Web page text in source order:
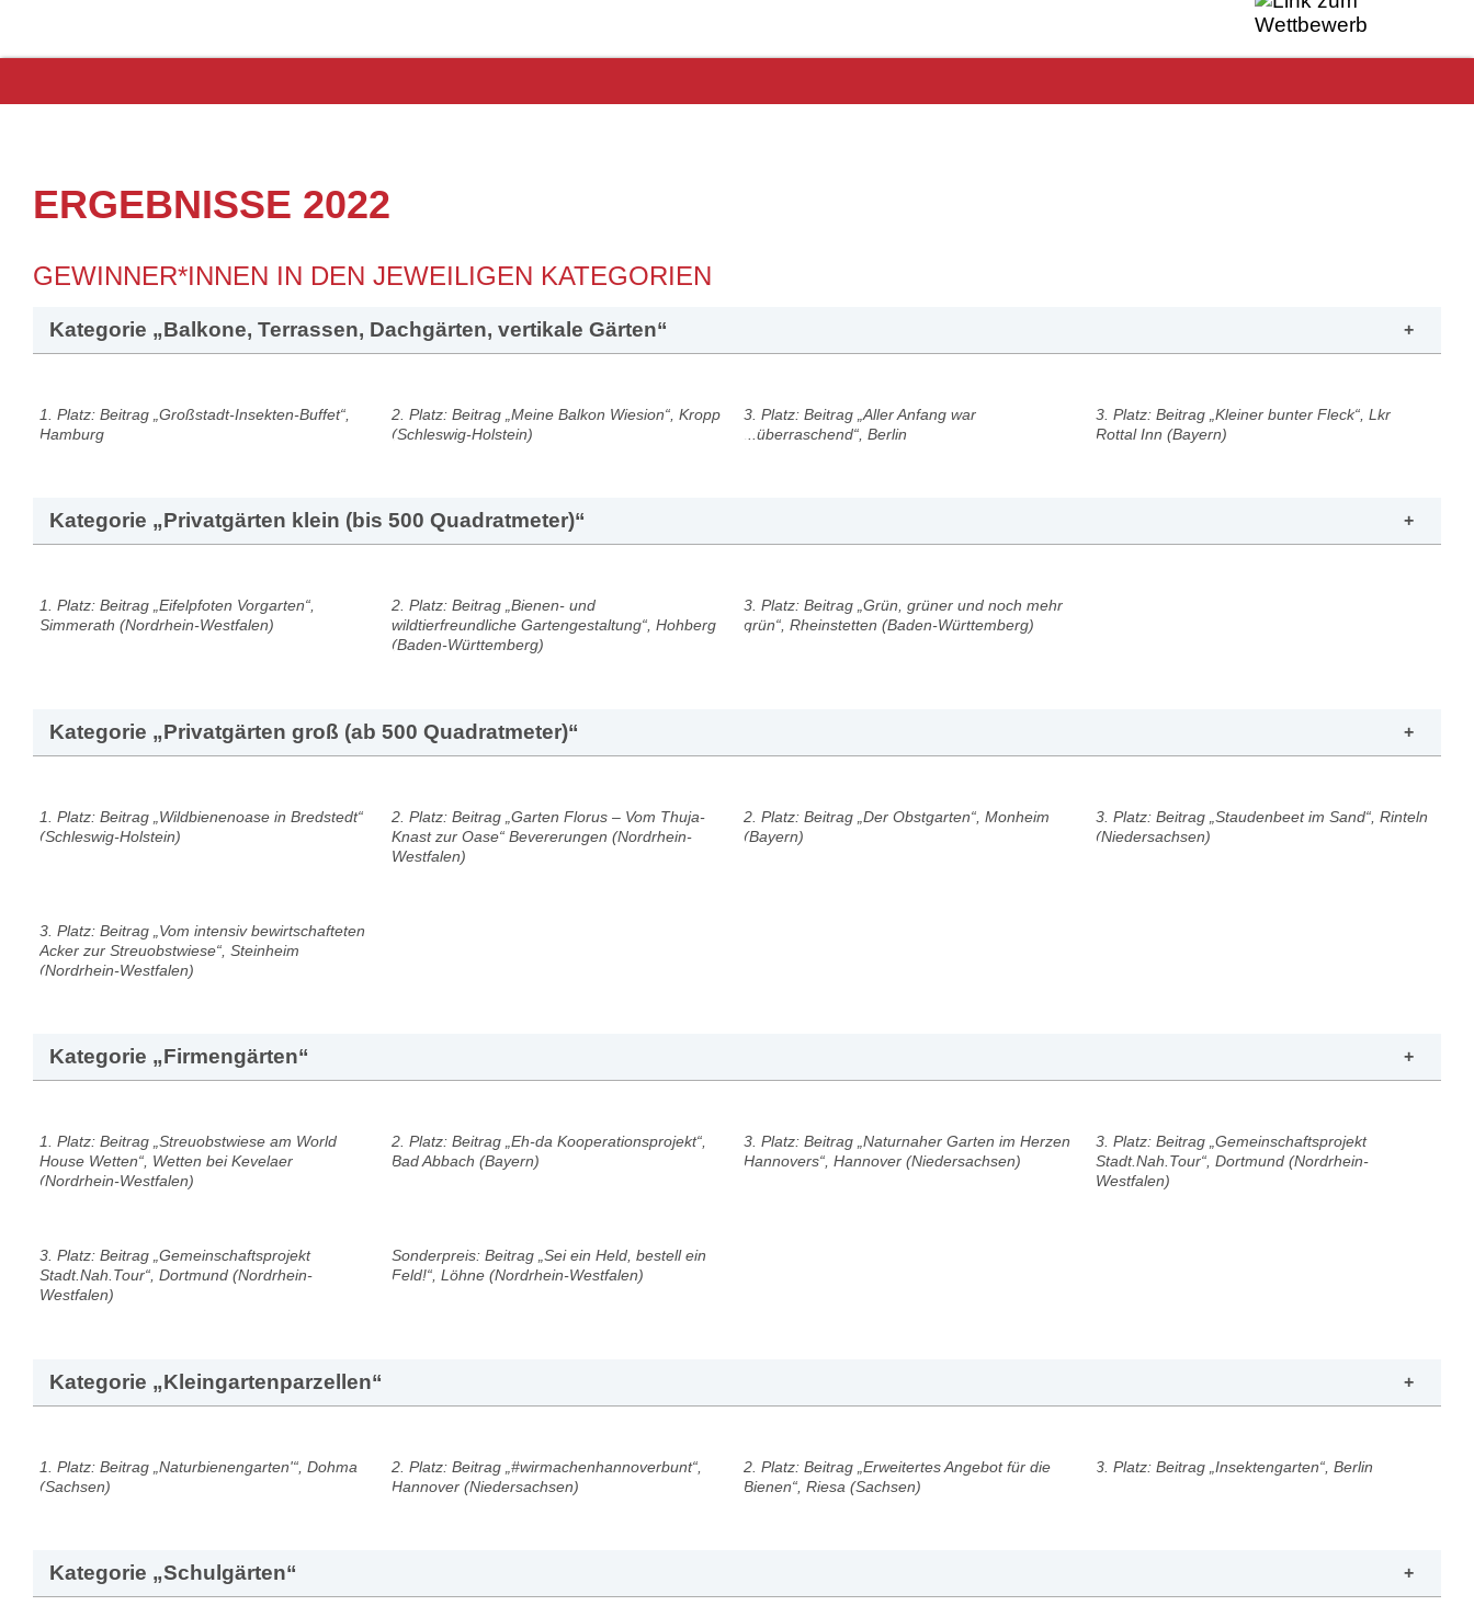
ERGEBNISSE 2022
GEWINNER*INNEN IN DEN JEWEILIGEN KATEGORIEN
Kategorie „Balkone, Terrassen, Dachgärten, vertikale Gärten“
1. Platz: Beitrag „Großstadt-Insekten-Buffet“,
Hamburg
2. Platz: Beitrag „Meine Balkon Wiesion“, Kropp
(Schleswig-Holstein)
3. Platz: Beitrag „Aller Anfang war
...überraschend“, Berlin
3. Platz: Beitrag „Kleiner bunter Fleck“, Lkr
Rottal Inn (Bayern)
Kategorie „Privatgärten klein (bis 500 Quadratmeter)“
1. Platz: Beitrag „Eifelpfoten Vorgarten“,
Simmerath (Nordrhein-Westfalen)
2. Platz: Beitrag „Bienen- und
wildtierfreundliche Gartengestaltung“, Hohberg
(Baden-Württemberg)
3. Platz: Beitrag „Grün, grüner und noch mehr
grün“, Rheinstetten (Baden-Württemberg)
Kategorie „Privatgärten groß (ab 500 Quadratmeter)“
1. Platz: Beitrag „Wildbienenoase in Bredstedt“
(Schleswig-Holstein)
2. Platz: Beitrag „Garten Florus – Vom Thuja-
Knast zur Oase“ Bevererungen (Nordrhein-
Westfalen)
2. Platz: Beitrag „Der Obstgarten“, Monheim
(Bayern)
3. Platz: Beitrag „Staudenbeet im Sand“, Rinteln
(Niedersachsen)
3. Platz: Beitrag „Vom intensiv bewirtschafteten
Acker zur Streuobstwiese“, Steinheim
(Nordrhein-Westfalen)
Kategorie „Firmengärten“
1. Platz: Beitrag „Streuobstwiese am World
House Wetten“, Wetten bei Kevelaer
(Nordrhein-Westfalen)
2. Platz: Beitrag „Eh-da Kooperationsprojekt“,
Bad Abbach (Bayern)
3. Platz: Beitrag „Naturnaher Garten im Herzen
Hannovers“, Hannover (Niedersachsen)
3. Platz: Beitrag „Gemeinschaftsprojekt
Stadt.Nah.Tour“, Dortmund (Nordrhein-
Westfalen)
3. Platz: Beitrag „Gemeinschaftsprojekt
Stadt.Nah.Tour“, Dortmund (Nordrhein-
Westfalen)
Sonderpreis: Beitrag „Sei ein Held, bestell ein
Feld!“, Löhne (Nordrhein-Westfalen)
Kategorie „Kleingartenparzellen“
1. Platz: Beitrag „Naturbienengarten'“, Dohma
(Sachsen)
2. Platz: Beitrag „#wirmachenhannoverbunt“,
Hannover (Niedersachsen)
2. Platz: Beitrag „Erweitertes Angebot für die
Bienen“, Riesa (Sachsen)
3. Platz: Beitrag „Insektengarten“, Berlin
Kategorie „Schulgärten“